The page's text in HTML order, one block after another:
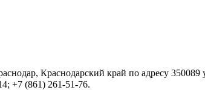
Краснодарский край по адресу
+7 (861) 261-51-76.